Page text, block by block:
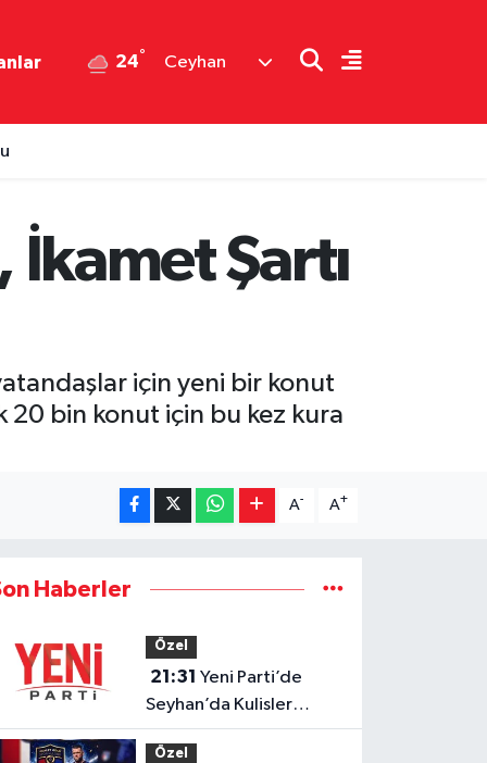
24° Ceyhan
İkamet Şartı
için yeni bir konut
20 bin konut için bu kez kura
A- A+
Haberler
Özel
21:31
Seyhan’da Kulisler
Hareketlendi!
Özel